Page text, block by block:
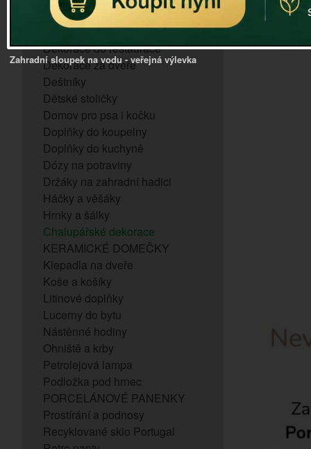
Dárky pro muže
Dekorace do bytu
Dekorace do restaurace
Dekorace za dveře
Deštníky
Dětské stoličky
Domov pro psa i kočku
Doplňky do koupelny
Doplňky do kuchyně
Dózy na potraviny
Držáky na zahradní hadici
Háčky a věšáky
Hrnky a šálky
Chalupářské dekorace
KERAMICKÉ DOMEČKY
Klepadla na dveře
Koše a košíky
Litinové doplňky
Lucerny do bytu
Nástěnné hodiny
Ohniště a krby
Petrolejová lampa
Podložka pod hrnec
PORCELÁNOVÉ PANENKY
Prostírání a podnosy
Recyklované sklo Portugal
Zahradní sloupek na vodu - veřejná výlevka